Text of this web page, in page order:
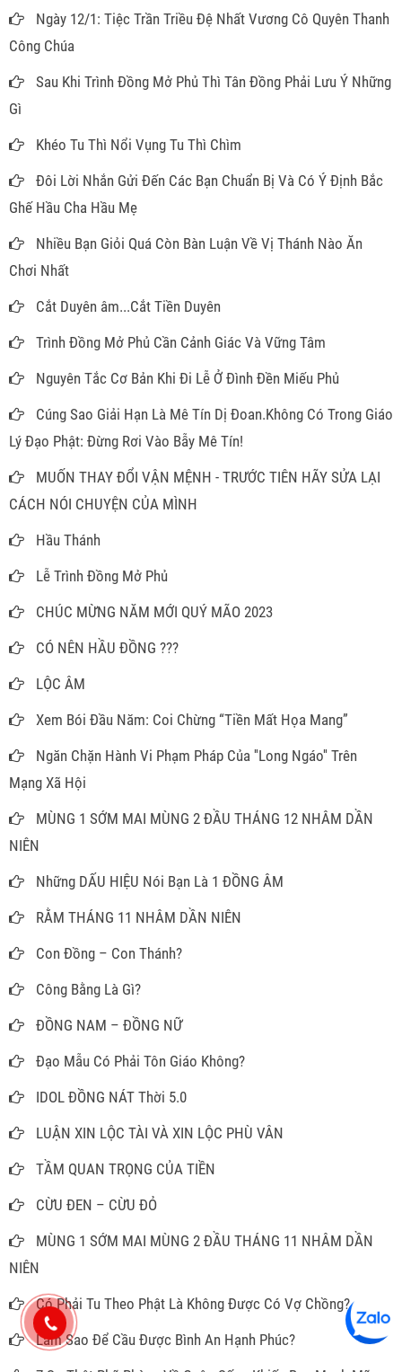
Ngày 12/1: Tiệc Trần Triều Đệ Nhất Vương Cô Quyên Thanh
Công Chúa
Sau Khi Trình Đồng Mở Phủ Thì Tân Đồng Phải Lưu Ý Những
Gì
Khéo Tu Thì Nổi Vụng Tu Thì Chìm
Đôi Lời Nhắn Gửi Đến Các Bạn Chuẩn Bị Và Có Ý Định Bắc
Ghế Hầu Cha Hầu Mẹ
Nhiều Bạn Giỏi Quá Còn Bàn Luận Về Vị Thánh Nào Ăn
Chơi Nhất
Cắt Duyên âm...Cắt Tiền Duyên
Trình Đồng Mở Phủ Cần Cảnh Giác Và Vững Tâm
Nguyên Tắc Cơ Bản Khi Đi Lễ Ở Đình Đền Miếu Phủ
Cúng Sao Giải Hạn Là Mê Tín Dị Đoan.Không Có Trong Giáo
Lý Đạo Phật: Đừng Rơi Vào Bẫy Mê Tín!
MUỐN THAY ĐỔI VẬN MỆNH - TRƯỚC TIÊN HÃY SỬA LẠI
CÁCH NÓI CHUYỆN CỦA MÌNH
Hầu Thánh
Lễ Trình Đồng Mở Phủ
CHÚC MỪNG NĂM MỚI QUÝ MÃO 2023
CÓ NÊN HẦU ĐỒNG ???
LỘC ÂM
Xem Bói Đầu Năm: Coi Chừng “Tiền Mất Họa Mang”
Ngăn Chặn Hành Vi Phạm Pháp Của ''Long Ngáo'' Trên
Mạng Xã Hội
MÙNG 1 SỚM MAI MÙNG 2 ĐẦU THÁNG 12 NHÂM DẦN
NIÊN
Những DẤU HIỆU Nói Bạn Là 1 ĐỒNG ÂM
RẰM THÁNG 11 NHÂM DẦN NIÊN
Con Đồng – Con Thánh?
Công Bằng Là Gì?
ĐỒNG NAM – ĐỒNG NỮ
Đạo Mẫu Có Phải Tôn Giáo Không?
IDOL ĐỒNG NÁT Thời 5.0
LUẬN XIN LỘC TÀI VÀ XIN LỘC PHÙ VÂN
TẦM QUAN TRỌNG CỦA TIỀN
CỪU ĐEN – CỪU ĐỎ
MÙNG 1 SỚM MAI MÙNG 2 ĐẦU THÁNG 11 NHÂM DẦN
NIÊN
Có Phải Tu Theo Phật Là Không Được Có Vợ Chồng?
Làm Sao Để Cầu Được Bình An Hạnh Phúc?